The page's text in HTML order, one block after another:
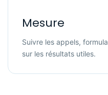
Mesure
Suivre les appels,
sur les résultats utiles.